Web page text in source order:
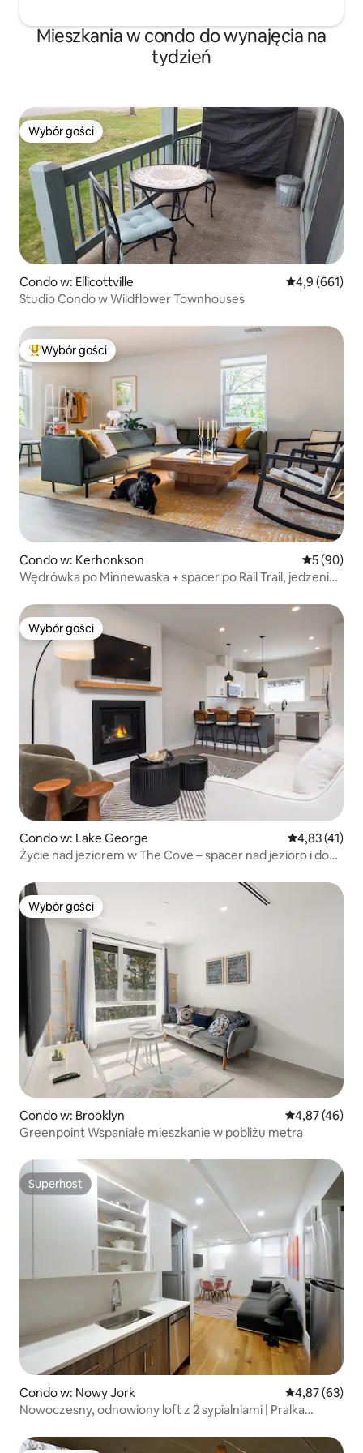
Mieszkania w condo do wynajęcia na
tydzień
Wybór gości
Wybór gości
Condo w: Ellicottville Średnia
4,9 (661)
Studio Condo w Wildflower Townhouses
Najpopularniejsze z kategorii Wybór gości
Wybór gości
Condo w: Kerhonkson Średnia
5 (90)
Wędrówka po Minnewaska + spacer po Rail Trail, jedzenie,
Wybór gości
Wybór gości
Condo w: Lake George Średnia
4,83 (41)
Życie nad jeziorem w The Cove – spacer nad jezioro i do
Wybór gości
Wybór gości
Condo w: Brooklyn Średnia
4,87 (46)
Greenpoint Wspaniałe mieszkanie w pobliżu metra
Superhost
Superhost
Condo w: Nowy Jork Średnia
4,87 (63)
Nowoczesny, odnowiony loft z 2 sypialniami | Pralka